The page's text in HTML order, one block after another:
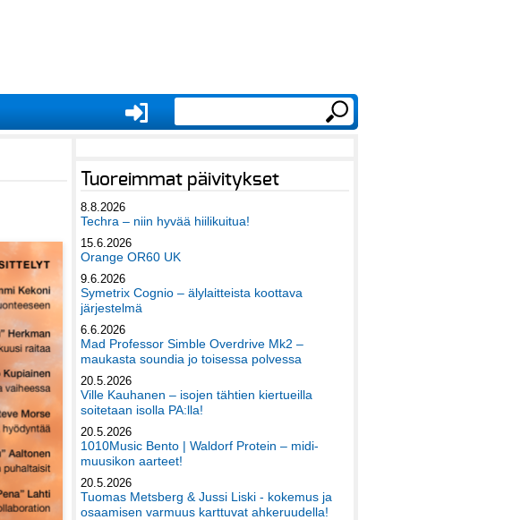
Tuoreimmat päivitykset
8.8.2026
Techra – niin hyvää hiilikuitua!
15.6.2026
Orange OR60 UK
9.6.2026
Symetrix Cognio – älylaitteista koottava
järjestelmä
6.6.2026
Mad Professor Simble Overdrive Mk2 –
maukasta soundia jo toisessa polvessa
20.5.2026
Ville Kauhanen – isojen tähtien kiertueilla
soitetaan isolla PA:lla!
20.5.2026
1010Music Bento | Waldorf Protein – midi-
muusikon aarteet!
20.5.2026
Tuomas Metsberg & Jussi Liski - kokemus ja
osaamisen varmuus karttuvat ahkeruudella!